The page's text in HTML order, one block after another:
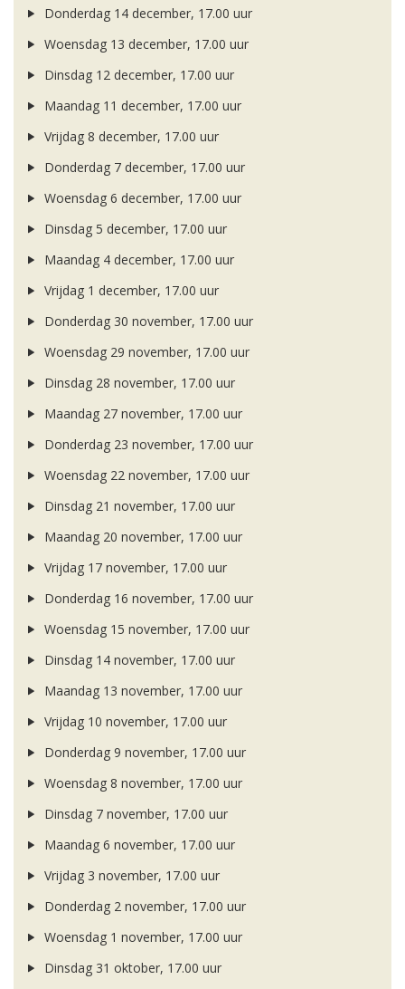
Donderdag 14 december, 17.00 uur
Woensdag 13 december, 17.00 uur
Dinsdag 12 december, 17.00 uur
Maandag 11 december, 17.00 uur
Vrijdag 8 december, 17.00 uur
Donderdag 7 december, 17.00 uur
Woensdag 6 december, 17.00 uur
Dinsdag 5 december, 17.00 uur
Maandag 4 december, 17.00 uur
Vrijdag 1 december, 17.00 uur
Donderdag 30 november, 17.00 uur
Woensdag 29 november, 17.00 uur
Dinsdag 28 november, 17.00 uur
Maandag 27 november, 17.00 uur
Donderdag 23 november, 17.00 uur
Woensdag 22 november, 17.00 uur
Dinsdag 21 november, 17.00 uur
Maandag 20 november, 17.00 uur
Vrijdag 17 november, 17.00 uur
Donderdag 16 november, 17.00 uur
Woensdag 15 november, 17.00 uur
Dinsdag 14 november, 17.00 uur
Maandag 13 november, 17.00 uur
Vrijdag 10 november, 17.00 uur
Donderdag 9 november, 17.00 uur
Woensdag 8 november, 17.00 uur
Dinsdag 7 november, 17.00 uur
Maandag 6 november, 17.00 uur
Vrijdag 3 november, 17.00 uur
Donderdag 2 november, 17.00 uur
Woensdag 1 november, 17.00 uur
Dinsdag 31 oktober, 17.00 uur